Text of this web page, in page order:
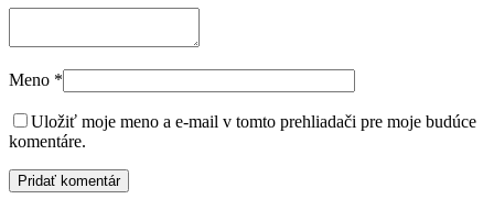
Meno *
Uložiť moje meno a e-mail v tomto prehliadači pre moje budúce
komentáre.